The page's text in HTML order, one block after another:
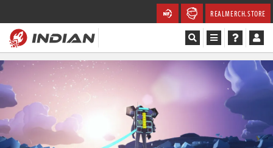
REALMERCH.STORE
Magazín
Recenze
Videa